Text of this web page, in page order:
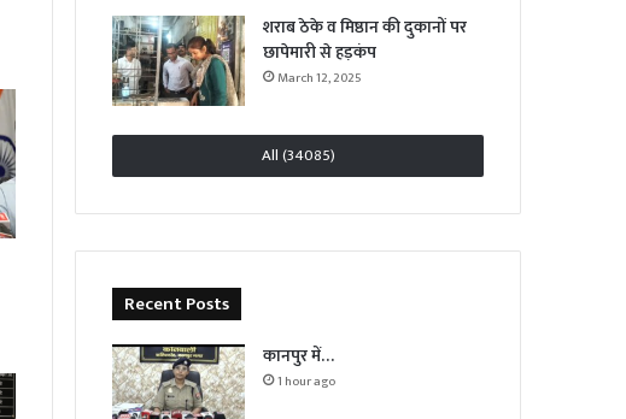
शराब ठेके व मिष्ठान की दुकानों पर
छापेमारी से हड़कंप
March 12, 2025
All (34085)
Recent Posts
कानपुर में…
1 hour ago